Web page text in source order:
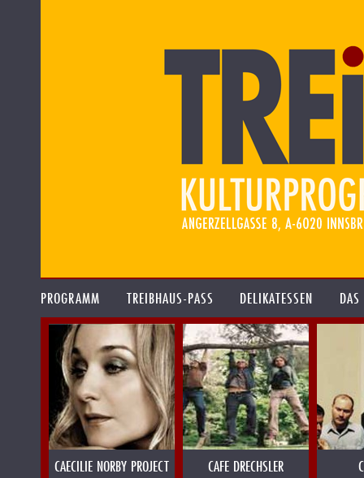
PROGRAMM TREIBHAUS-PASS DELIKATESSEN
CAECILIE NORBY PROJECT CAFE DRECHSLER